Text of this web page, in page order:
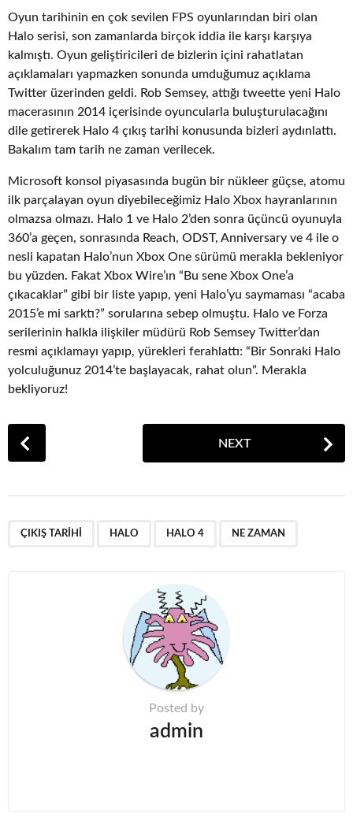
Oyun tarihinin en çok sevilen FPS oyunlarından biri olan
Halo serisi, son zamanlarda birçok iddia ile karşı karşıya
kalmıştı. Oyun geliştiricileri de bizlerin içini rahatlatan
açıklamaları yapmazken sonunda umduğumuz açıklama
Twitter üzerinden geldi. Rob Semsey, attığı tweette yeni Halo
macerasının 2014 içerisinde oyuncularla buluşturulacağını
dile getirerek Halo 4 çıkış tarihi konusunda bizleri aydınlattı.
Bakalım tam tarih ne zaman verilecek.
Microsoft konsol piyasasında bugün bir nükleer güçse, atomu
ilk parçalayan oyun diyebileceğimiz Halo Xbox hayranlarının
olmazsa olmazı. Halo 1 ve Halo 2’den sonra üçüncü oyunuyla
360’a geçen, sonrasında Reach, ODST, Anniversary ve 4 ile o
nesli kapatan Halo’nun Xbox One sürümü merakla bekleniyor
bu yüzden. Fakat Xbox Wire’ın “Bu sene Xbox One’a
çıkacaklar” gibi bir liste yapıp, yeni Halo’yu saymaması “acaba
2015’e mi sarktı?” sorularına sebep olmuştu. Halo ve Forza
serilerinin halkla ilişkiler müdürü Rob Semsey Twitter’dan
resmi açıklamayı yapıp, yürekleri ferahlattı: “Bir Sonraki Halo
yolculuğunuz 2014’te başlayacak, rahat olun”. Merakla
bekliyoruz!
o
NEXT
ÇIKIŞ TARIHI HALO HALO 4 NE ZAMAN
Posted by
admin